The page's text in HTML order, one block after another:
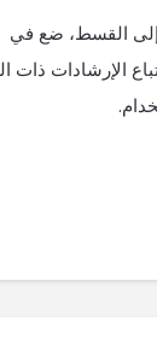
إلى القسط، ضع في
الإرشادات ذات